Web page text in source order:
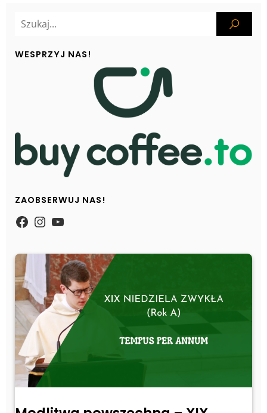
WESPRZYJ NAS!
ZAOBSERWUJ NAS!
https://www.facebook.com/
Instagram
YouTube